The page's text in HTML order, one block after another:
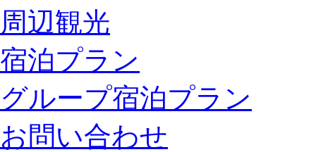
周辺観光
宿泊プラン
グループ宿泊プラン
お問い合わせ